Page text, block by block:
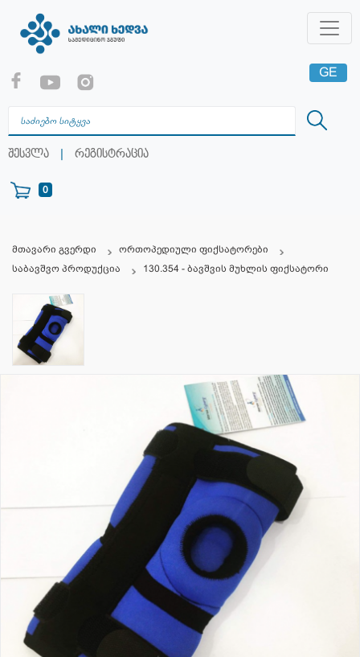
შესვლა | რეგისტრაცია
0
GE
RU
მთავარი გვერდი
ორთოპედიული ფიქსატორები
საბავშვო პროდუქცია
130.354 - ბავშვის მუხლის ფიქსატორი